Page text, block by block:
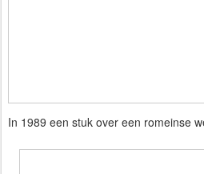
In 1989 een stuk over een romeinse